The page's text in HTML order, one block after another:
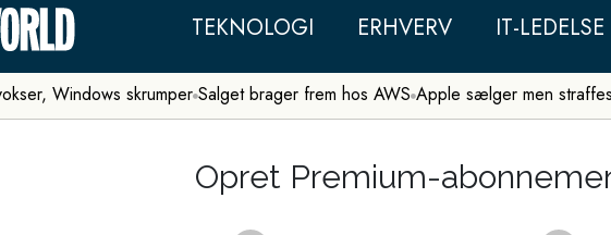
TEKNOLOGI ERHVERV IT-LEDELSE
Windows skrumper Salget brager frem hos AWS Apple sælger men straffes
Opret Premium-